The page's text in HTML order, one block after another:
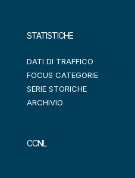
STATISTICHE
DATI DI TRAFFICO
FOCUS CATEGORIE
SERIE STORICHE
ARCHIVIO
CCNL